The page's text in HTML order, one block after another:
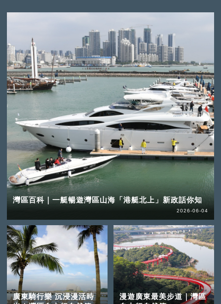
灣區百科｜一艇暢遊灣區山海「港艇北上」新政話你知
2026-06-04
廣東騎行樂 沉浸漫活時
漫遊廣東最美步道｜灣區